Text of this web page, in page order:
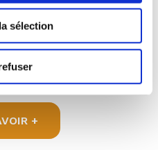
sélection
qui simplifient l’accès
vous achetez aux
!
+